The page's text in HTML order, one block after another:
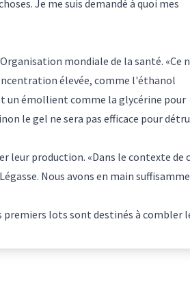
Je me suis demandé à quoi mes
mondiale de la santé. «Ce
élevée, comme l'éthanol
un émollient comme la glycérine pour
le gel ne sera pas efficace pour
production. «Dans le contexte de
Nous avons en main
lots sont destinés à combler